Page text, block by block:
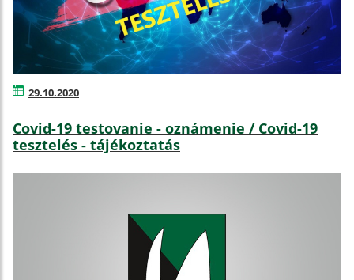
29.10.2020
Covid-19 testovanie - oznámenie / Covid-19
tesztelés - tájékoztatás